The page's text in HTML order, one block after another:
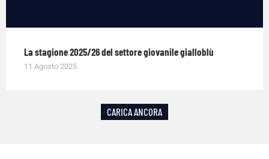
La stagione 2025/26 del settore giovanile gialloblù
11 Agosto 2025
CARICA ANCORA